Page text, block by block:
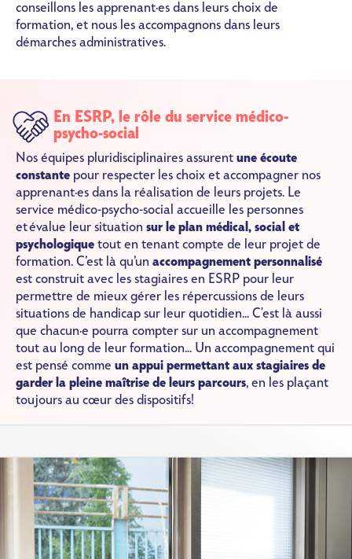
conseillons les apprenant·es dans leurs choix de
formation, et nous les accompagnons dans leurs
démarches administratives.
SVG
En ESRP, le rôle du service médico-
psycho-social
Nos équipes pluridisciplinaires assurent une écoute
constante pour respecter les choix et accompagner nos
apprenant·es dans la réalisation de leurs projets. Le
service médico-psycho-social accueille les personnes
et évalue leur situation sur le plan médical, social et
psychologique tout en tenant compte de leur projet de
formation. C’est là qu’un accompagnement personnalisé
est construit avec les stagiaires en ESRP pour leur
permettre de mieux gérer les répercussions de leurs
situations de handicap sur leur quotidien... C'est là aussi
que chacun·e pourra compter sur un accompagnement
tout au long de leur formation... Un accompagnement qui
est pensé comme un appui permettant aux stagiaires de
garder la pleine maîtrise de leurs parcours, en les plaçant
toujours au cœur des dispositifs!
Image